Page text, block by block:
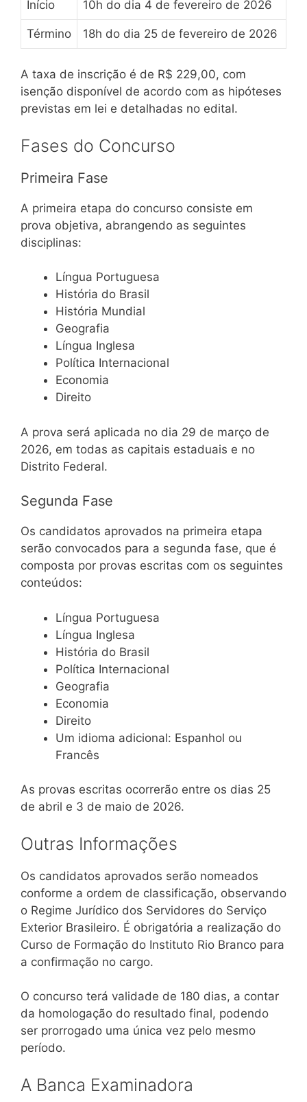
Início 10h do dia 4 de fevereiro de 2026
Término 18h do dia 25 de fevereiro de 2026
A taxa de inscrição é de R$ 229,00, com
isenção disponível de acordo com as hipóteses
previstas em lei e detalhadas no edital.
Fases do Concurso
Primeira Fase
A primeira etapa do concurso consiste em
prova objetiva, abrangendo as seguintes
disciplinas:
Língua Portuguesa
História do Brasil
História Mundial
Geografia
Língua Inglesa
Política Internacional
Economia
Direito
A prova será aplicada no dia 29 de março de
2026, em todas as capitais estaduais e no
Distrito Federal.
Segunda Fase
Os candidatos aprovados na primeira etapa
serão convocados para a segunda fase, que é
composta por provas escritas com os seguintes
conteúdos:
Língua Portuguesa
Língua Inglesa
História do Brasil
Política Internacional
Geografia
Economia
Direito
Um idioma adicional: Espanhol ou
Francês
As provas escritas ocorrerão entre os dias 25
de abril e 3 de maio de 2026.
Outras Informações
Os candidatos aprovados serão nomeados
conforme a ordem de classificação, observando
o Regime Jurídico dos Servidores do Serviço
Exterior Brasileiro. É obrigatória a realização do
Curso de Formação do Instituto Rio Branco para
a confirmação no cargo.
O concurso terá validade de 180 dias, a contar
da homologação do resultado final, podendo
ser prorrogado uma única vez pelo mesmo
período.
A Banca Examinadora